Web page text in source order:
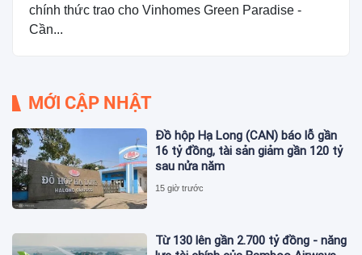
chính thức trao cho Vinhomes Green Paradise -
Cần...
MỚI CẬP NHẬT
Đồ hộp Hạ Long (CAN) báo lỗ gần
16 tỷ đồng, tài sản giảm gần 120 tỷ
sau nửa năm
15 giờ trước
Từ 130 lên gần 2.700 tỷ đồng - năng